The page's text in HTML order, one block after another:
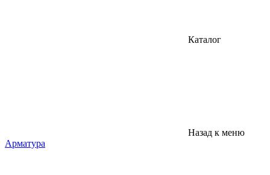
Каталог
Назад к меню
Арматура